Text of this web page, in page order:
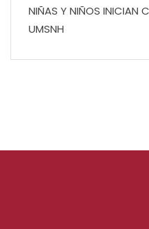
NIÑAS Y NIÑOS INICIAN
UMSNH